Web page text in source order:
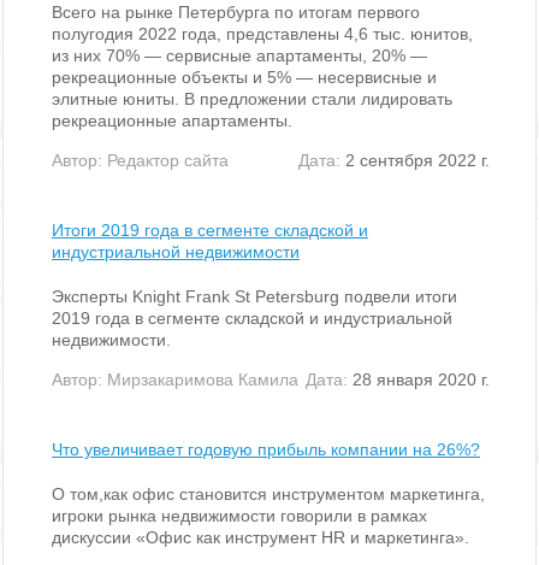
Всего на рынке Петербурга по итогам первого
полугодия 2022 года, представлены 4,6 тыс. юнитов,
из них 70% — сервисные апартаменты, 20% —
рекреационные объекты и 5% — несервисные и
элитные юниты. В предложении стали лидировать
рекреационные апартаменты.
Автор: Редактор сайта Дата: 2 сентября 2022 г.
Итоги 2019 года в сегменте складской и
индустриальной недвижимости
Эксперты Knight Frank St Petersburg подвели итоги
2019 года в сегменте складской и индустриальной
недвижимости.
Автор: Мирзакаримова Камила Дата: 28 января 2020 г.
Что увеличивает годовую прибыль компании на 26%?
О том,как офис становится инструментом маркетинга,
игроки рынка недвижимости говорили в рамках
дискуссии «Офис как инструмент HR и маркетинга».